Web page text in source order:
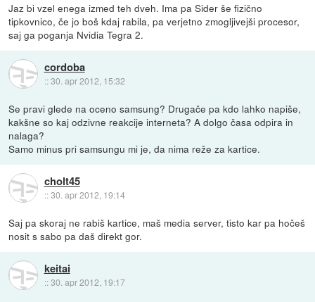
Jaz bi vzel enega izmed teh dveh. Ima pa Sider še fizično
tipkovnico, če jo boš kdaj rabila, pa verjetno zmogljivejši procesor,
saj ga poganja Nvidia Tegra 2.
cordoba
::30. apr 2012, 15:32
Se pravi glede na oceno samsung? Drugače pa kdo lahko napiše,
kakšne so kaj odzivne reakcije interneta? A dolgo časa odpira in
nalaga?
Samo minus pri samsungu mi je, da nima reže za kartice.
cholt45
::30. apr 2012, 19:14
Saj pa skoraj ne rabiš kartice, maš media server, tisto kar pa hočeš
nosit s sabo pa daš direkt gor.
keitai
::30. apr 2012, 19:17